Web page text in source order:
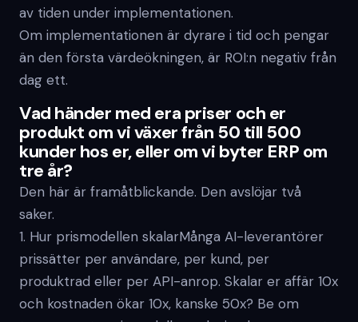
av tiden under implementationen.
Om implementationen är dyrare i tid och pengar
än den första värdeökningen, är ROI:n negativ från
dag ett.
Vad händer med era priser och er
produkt om vi växer från 50 till 500
kunder hos er, eller om vi byter ERP om
tre år?
Den här är framåtblickande. Den avslöjar två
saker.
1. Hur prismodellen skalarMånga AI-leverantörer
prissätter per användare, per kund, per
produktrad eller per API-anrop. Skalar er affär 10x
och kostnaden ökar 10x, kanske 50x? Be om